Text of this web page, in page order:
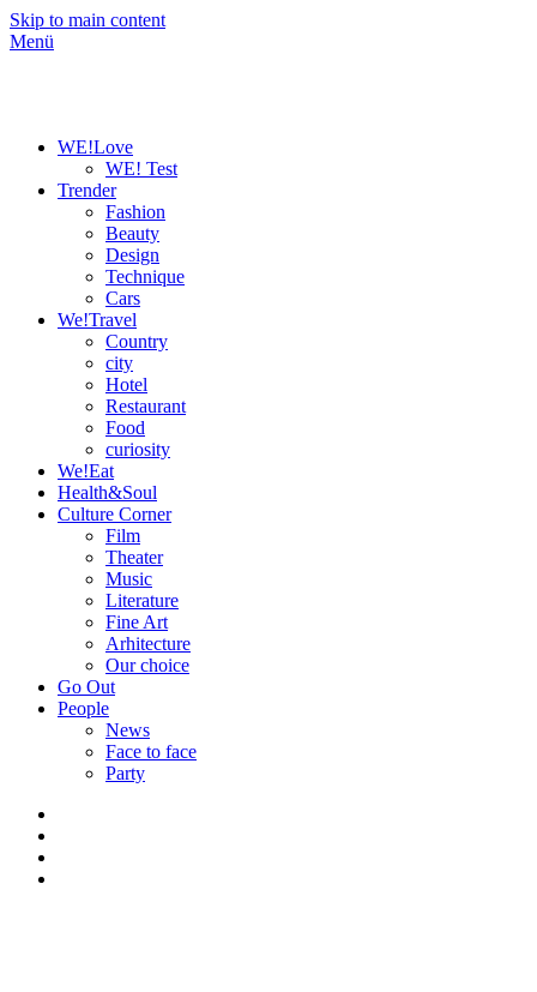
Skip to main content
Menü
WE!Love
WE! Test
Trender
Fashion
Beauty
Design
Technique
Cars
We!Travel
Country
city
Hotel
Restaurant
Food
curiosity
We!Eat
Health&Soul
Culture Corner
Film
Theater
Music
Literature
Fine Art
Arhitecture
Our choice
Go Out
People
News
Face to face
Party